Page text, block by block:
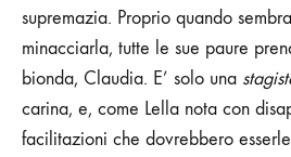
supremazia. Proprio quando
minacciarla, tutte le sue paure
bionda, Claudia. E’ solo una
carina, e, come Lella nota con
facilitazioni che dovrebbero